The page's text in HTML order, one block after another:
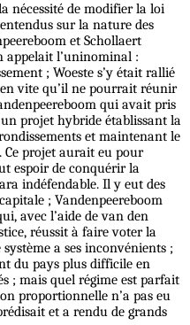
nécessité de modifier la loi
sur la nature des
et Schollaert
appelait l’uninominal :
; Woeste s’y était rallié
vite qu’il ne pourrait réunir
qui avait pris
projet hybride établissant la
et maintenant le
Ce projet aurait eu pour
espoir de conquérir la
indéfendable. Il y eut des
; Vandenpeereboom
avec l’aide de van den
réussit à faire voter la
a ses inconvénients ;
du pays plus difficile en
; mais quel régime est parfait
proportionnelle n’a pas eu
et a rendu de grands